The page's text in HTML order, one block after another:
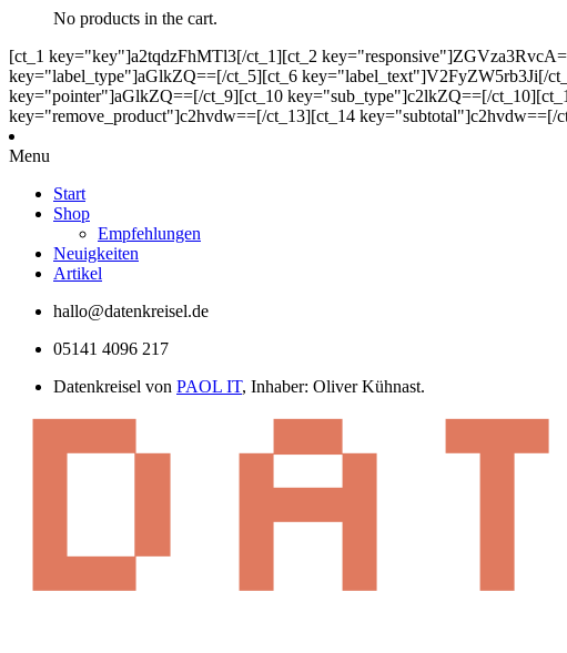
No products in the cart.
[ct_1 key="key"]a2tqdzFhMTl3[/ct_1][ct_2
key="label_type"]aGlkZQ==[/ct_5][ct_6 key="label_text"]V2FyZW5rb3Ji[/
key="pointer"]aGlkZQ==[/ct_9][ct_10 key="sub_type"]c2lkZQ==[/
key="remove_product"]c2hvdw==[/ct_13][ct_14
Menu
Start
Shop
Empfehlungen
Neuigkeiten
Artikel
hallo@datenkreisel.de
05141 4096 217
Datenkreisel von PAOL IT, Inhaber: Oliver Kühnast.